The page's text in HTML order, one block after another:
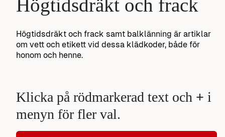
Högtidsdräkt och frack
Högtidsdräkt och frack samt balklänning är artiklar
om vett och etikett vid dessa klädkoder, både för
honom och henne.
Klicka på rödmarkerad text och + i
menyn för fler val.